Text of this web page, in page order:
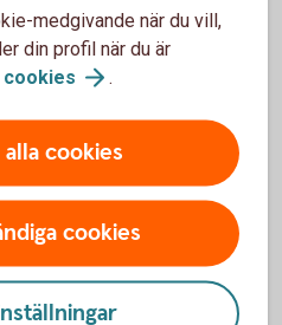
för olika behov. Vilken
och ditt sparande. Läs
och kom igång.
medgivande när du vill,
din profil när du är
cookies .
cookies
cookies